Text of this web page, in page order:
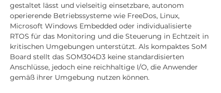
gestaltet lässt und vielseitig einsetzbare, autonom
operierende Betriebssysteme wie FreeDos, Linux,
Microsoft Windows Embedded oder individualisierte
RTOS für das Monitoring und die Steuerung in Echtzeit in
kritischen Umgebungen unterstützt. Als kompaktes SoM
Board stellt das SOM304D3 keine standardisierten
Anschlüsse, jedoch eine reichhaltige I/O, die Anwender
gemäß ihrer Umgebung nutzen können.